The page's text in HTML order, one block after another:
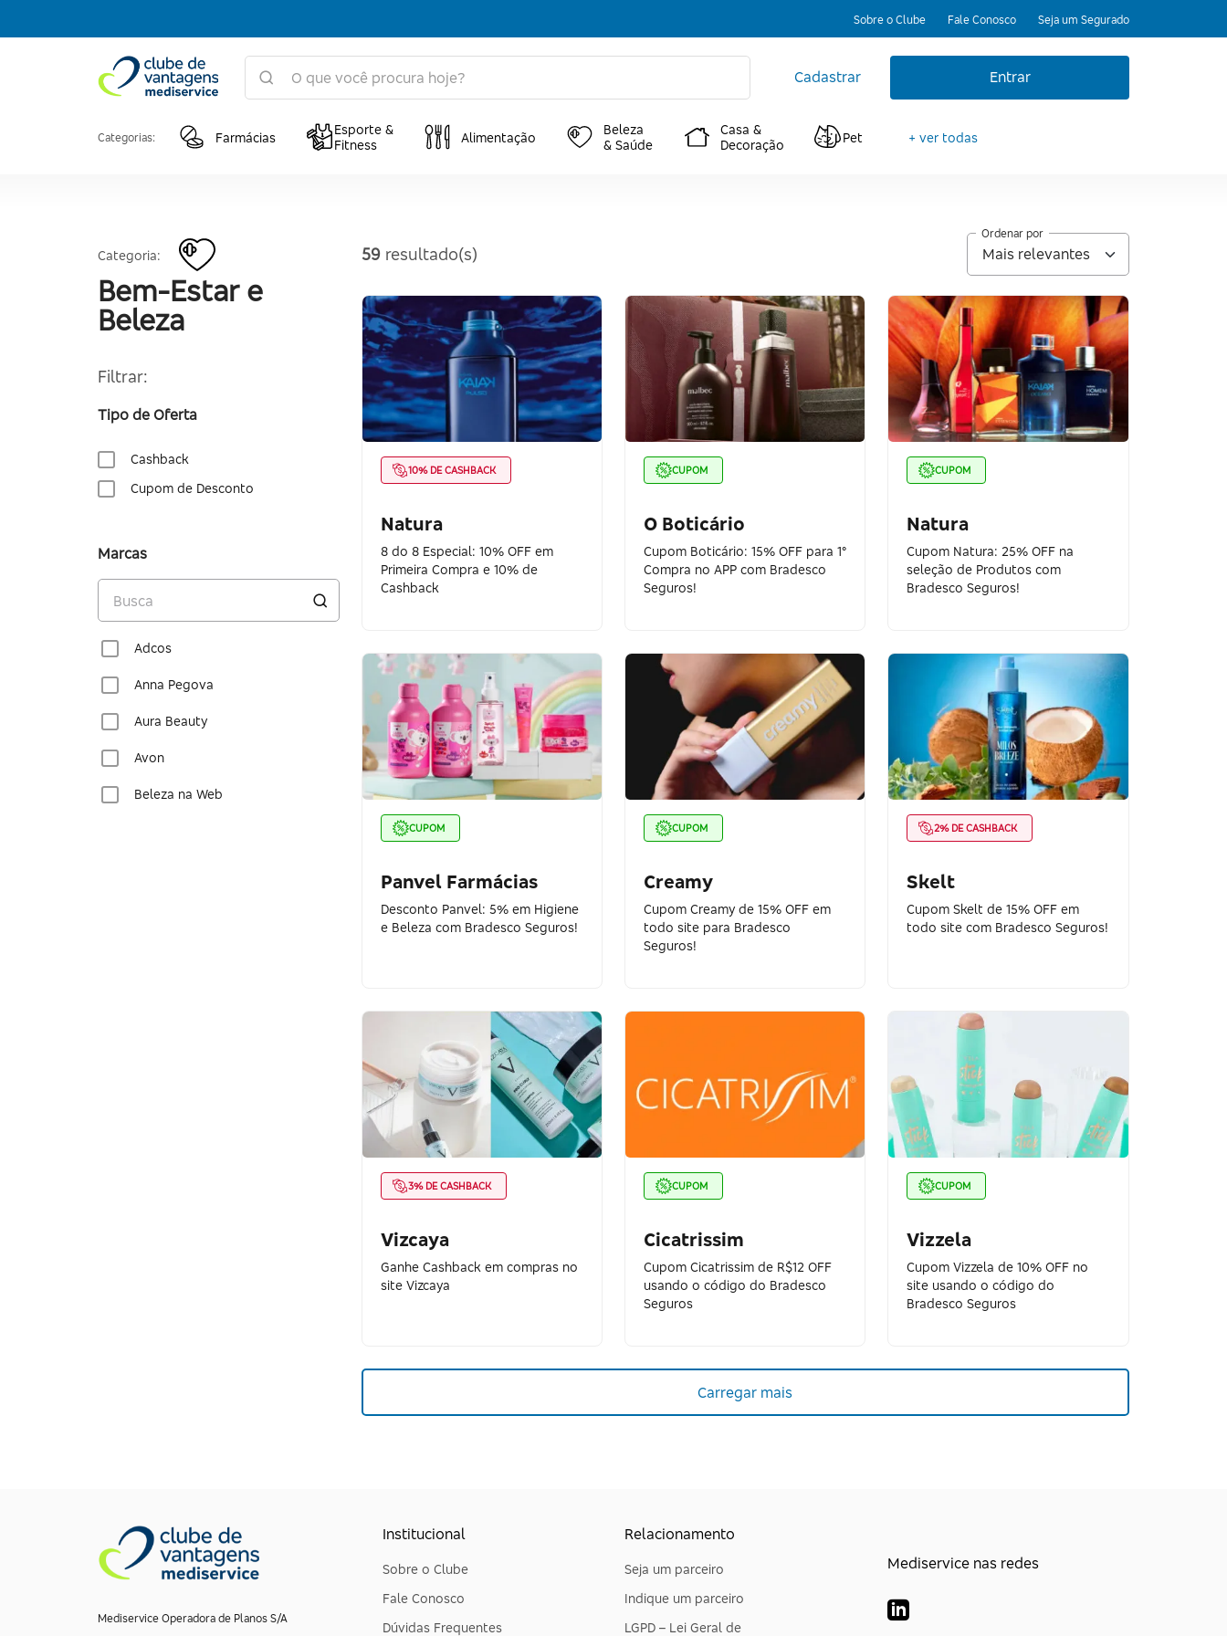
Sobre o Clube Fale Conosco Seja um Segurado
Cadastrar Entrar
Categorias: Farmácias
Esporte &
Fitness
Alimentação
Beleza
& Saúde
Casa &
Decoração
Pet + ver todas
Categoria:
Bem-Estar e
Beleza
Filtrar:
Tipo de Oferta
Cashback
Cupom de Desconto
Marcas
Adcos
Anna Pegova
Aura Beauty
Avon
Beleza na Web
L'Occitane au Brésil
Lavih Spa
59resultado(s)
Ordenar por
10% DE CASHBACK
Natura
8 do 8 Especial: 10% OFF em
Primeira Compra e 10% de
Cashback
CUPOM
O Boticário
Cupom Boticário: 15% OFF para 1°
Compra no APP com Bradesco
Seguros!
CUPOM
Natura
Cupom Natura: 25% OFF na
seleção de Produtos com
Bradesco Seguros!
CUPOM
Panvel Farmácias
Desconto Panvel: 5% em Higiene
e Beleza com Bradesco Seguros!
CUPOM
Creamy
Cupom Creamy de 15% OFF em
todo site para Bradesco
Seguros!
2% DE CASHBACK
Skelt
Cupom Skelt de 15% OFF em
todo site com Bradesco Seguros!
3% DE CASHBACK
Vizcaya
Ganhe Cashback em compras no
site Vizcaya
CUPOM
Cicatrissim
Cupom Cicatrissim de R$12 OFF
usando o código do Bradesco
Seguros
CUPOM
Vizzela
Cupom Vizzela de 10% OFF no
site usando o código do
Bradesco Seguros
Carregar mais
Mediservice Operadora de Planos S/A
Institucional
Sobre o Clube
Fale Conosco
Dúvidas Frequentes
Relacionamento
Seja um parceiro
Indique um parceiro
LGPD – Lei Geral de
Mediservice nas redes